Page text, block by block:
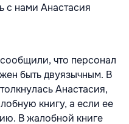
с нами Анастасия
что персонал
быть двуязычным. В
Анастасия,
книгу, а если ее
В жалобной книге